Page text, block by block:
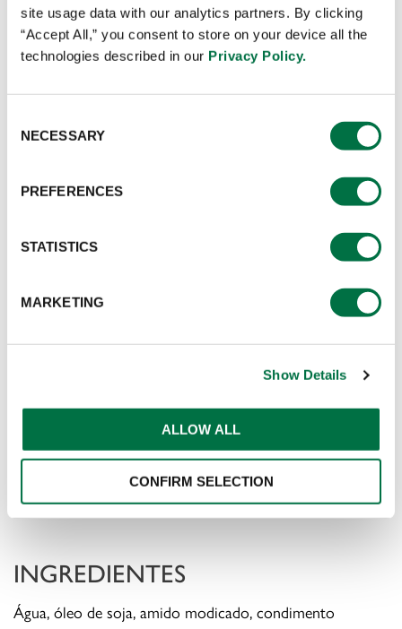
site usage data with our analytics partners. By clicking
“Accept All,” you consent to store on your device all the
technologies described in our Privacy Policy.
Selection
NECESSARY
PREFERENCES
STATISTICS
MARKETING
Show Details
ALLOW ALL
CONFIRM SELECTION
Molho à base de maionese com perfil defumado. É
perfeito para acompanhar hambúrgueres, porções e
sanduíches.Seu sabor diferenciado, que remete a
churrasco, se destaca em relação a todas as outras
maioneses do mercado.
INGREDIENTES
Água, óleo de soja, amido modi­cado, condimento